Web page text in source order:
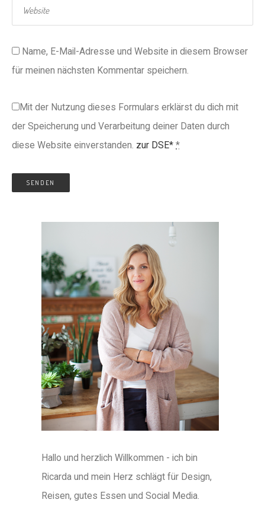
Name, E-Mail-Adresse und Website in diesem Browser
für meinen nächsten Kommentar speichern.
Mit der Nutzung dieses Formulars erklärst du dich mit
der Speicherung und Verarbeitung deiner Daten durch
diese Website einverstanden. zur DSE* *
Hallo und herzlich Willkommen - ich bin
Ricarda und mein Herz schlägt für Design,
Reisen, gutes Essen und Social Media.